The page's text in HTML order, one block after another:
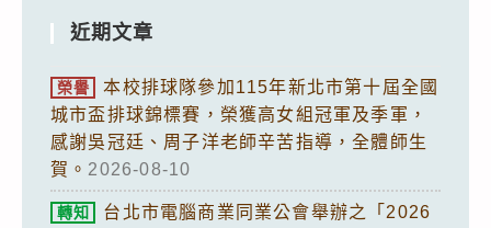
近期文章
榮譽
本校排球隊參加115年新北市第十屆全國
城市盃排球錦標賽，榮獲高女組冠軍及季軍，
感謝吳冠廷、周子洋老師辛苦指導，全體師生
賀。 2026-08-10
轉知
台北市電腦商業同業公會舉辦之「2026